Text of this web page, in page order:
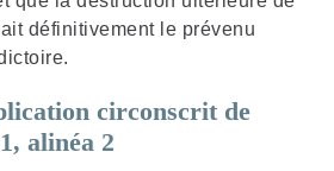
définitivement le prévenu
circonscrit de
alinéa 2